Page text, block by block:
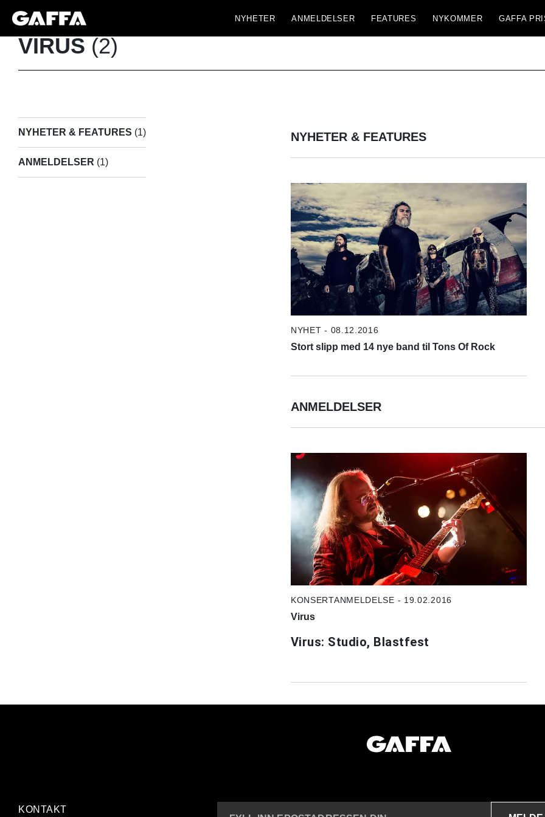
NYHETER ANMELDELSER FEATURES NYKOMMER GAFFA
VIRUS (2)
NYHETER & FEATURES (1)
ANMELDELSER (1)
NYHETER & FEATURES
NYHET - 08.12.2016
Stort slipp med 14 nye band til Tons Of Rock
ANMELDELSER
KONSERTANMELDELSE - 19.02.2016
Virus
Virus: Studio, Blastfest
KONTAKT